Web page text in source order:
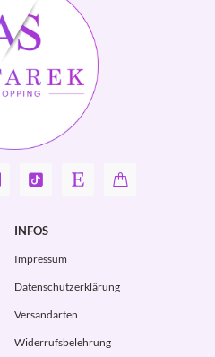
INFOS
Impressum
Datenschutzerklärung
Versandarten
Widerrufsbelehrung